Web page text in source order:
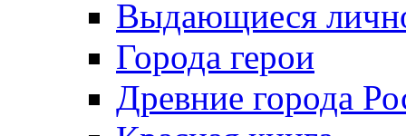
Выдающиеся
Города герои
Древние города